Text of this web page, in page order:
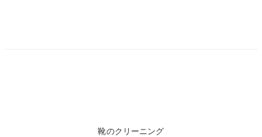
靴のクリーニング